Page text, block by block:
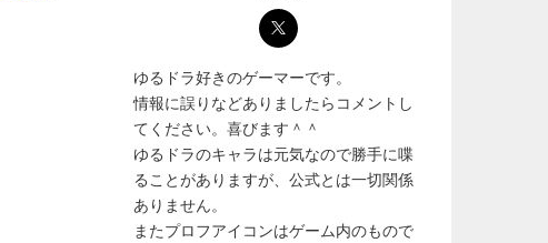
ゆるドラ好きのゲーマーです。
情報に誤りなどありましたらコメントし
てください。喜びます＾＾
ゆるドラのキャラは元気なので勝手に喋
ることがありますが、公式とは一切関係
ありません。
またプロフアイコンはゲーム内のもので